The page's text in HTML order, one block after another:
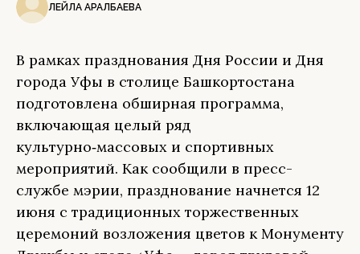
ЛЕЙЛА АРАЛБАЕВА
В рамках празднования Дня России и Дня
города Уфы в столице Башкортостана
подготовлена обширная программа,
включающая целый ряд
культурно‑массовых и спортивных
мероприятий. Как сообщили в пресс-
службе мэрии, празднование начнется 12
июня с традиционных торжественных
церемоний возложения цветов к Монументу